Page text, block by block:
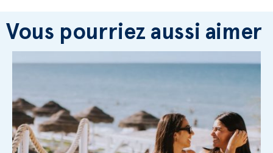
Vous pourriez aussi aimer